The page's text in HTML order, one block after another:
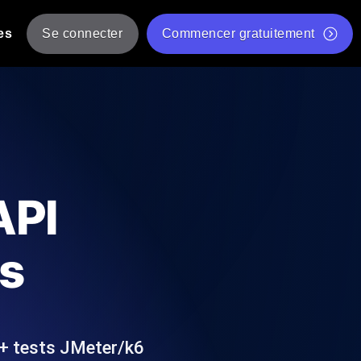
de performance depuis 25+
avant vos utilisateurs.
Vérificateur de statut d'API
Liste d'Outils Web Gratuits
Se connecter Commencer gratuitement
tests JMeter/k6